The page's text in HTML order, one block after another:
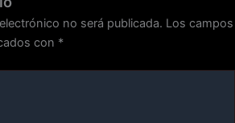
no será publicada. Los campos
con *